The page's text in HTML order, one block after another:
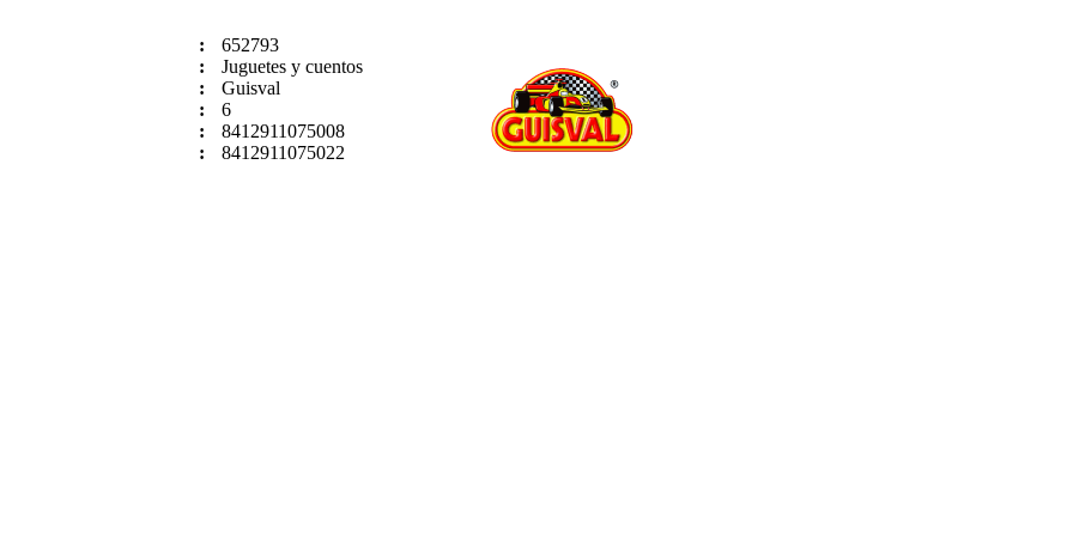
:
652793
:
Juguetes y cuentos
:
Guisval
:
6
:
8412911075008
:
8412911075022